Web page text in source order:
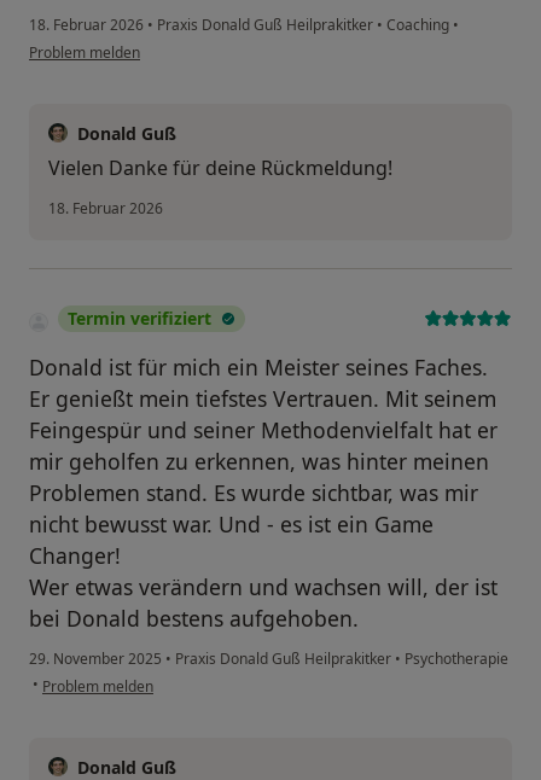
18. Februar 2026 • Praxis Donald Guß Heilprakitker • Coaching •
Problem melden
Donald Guß
Vielen Danke für deine Rückmeldung!
18. Februar 2026
Termin verifiziert
Donald ist für mich ein Meister seines Faches.
Er genießt mein tiefstes Vertrauen. Mit seinem
Feingespür und seiner Methodenvielfalt hat er
mir geholfen zu erkennen, was hinter meinen
Problemen stand. Es wurde sichtbar, was mir
nicht bewusst war. Und - es ist ein Game
Changer!
Wer etwas verändern und wachsen will, der ist
bei Donald bestens aufgehoben.
29. November 2025 • Praxis Donald Guß Heilprakitker • Psychotherapie
• Problem melden
Donald Guß